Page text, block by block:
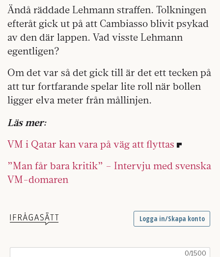
Ändå räddade Lehmann straffen. Tolkningen
efteråt gick ut på att Cambiasso blivit psykad
av den där lappen. Vad visste Lehmann
egentligen?
Om det var så det gick till är det ett tecken på
att tur fortfarande spelar lite roll när bollen
ligger elva meter från mållinjen.
Läs mer:
VM i Qatar kan vara på väg att flyttas
”Man får bara kritik” – Intervju med svenska
VM-domaren